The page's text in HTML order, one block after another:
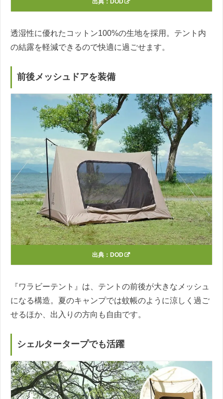
透湿性に優れたコットン100%の生地を採用。テント内
の結露を軽減できるので快適に過ごせます。
前後メッシュドアを装備
出典： DOD
『ワラビーテント』は、テントの前後が大きなメッシュ
になる構造。夏のキャンプでは蚊帳のように涼しく過ご
せるほか、出入りの方向も自由です。
シェルタータープでも活躍